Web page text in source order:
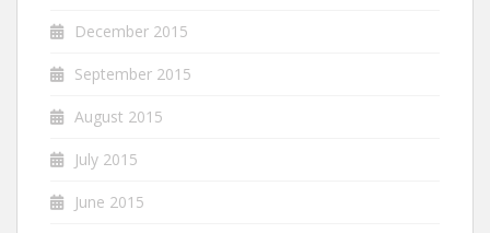
December 2015
September 2015
August 2015
July 2015
June 2015